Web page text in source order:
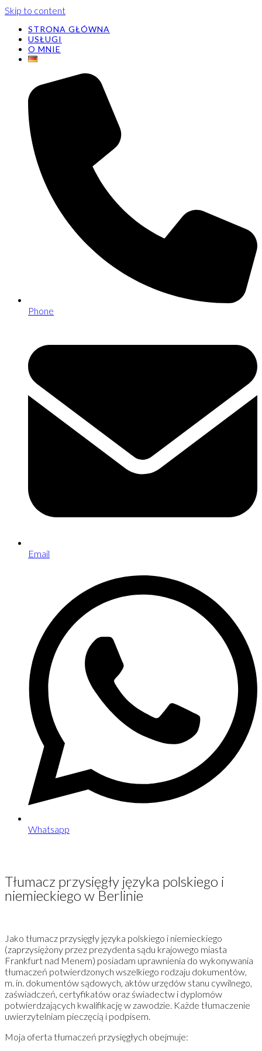
Skip to content
STRONA GŁÓWNA
USŁUGI
O MNIE
Phone
Email
Whatsapp
Tłumacz przysięgły języka polskiego i
niemieckiego w Berlinie
Jako tłumacz przysięgły języka polskiego i niemieckiego
(zaprzysiężony przez prezydenta sądu krajowego miasta
Frankfurt nad Menem) posiadam uprawnienia do wykonywania
tłumaczeń potwierdzonych wszelkiego rodzaju dokumentów,
m. in. dokumentów sądowych, aktów urzędów stanu cywilnego,
zaświadczeń, certyfikatów oraz świadectw i dyplomów
potwierdzających kwalifikację w zawodzie. Każde tłumaczenie
uwierzytelniam pieczęcią i podpisem.
Moja oferta tłumaczeń przysięgłych obejmuje: